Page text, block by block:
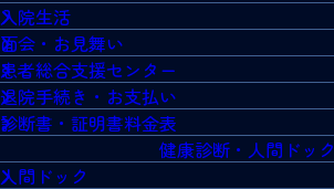
入院生活
面会・お見舞い
患者総合支援センター
退院手続き・お支払い
診断書・証明書料金表
健康診断・人間ドック
人間ドック